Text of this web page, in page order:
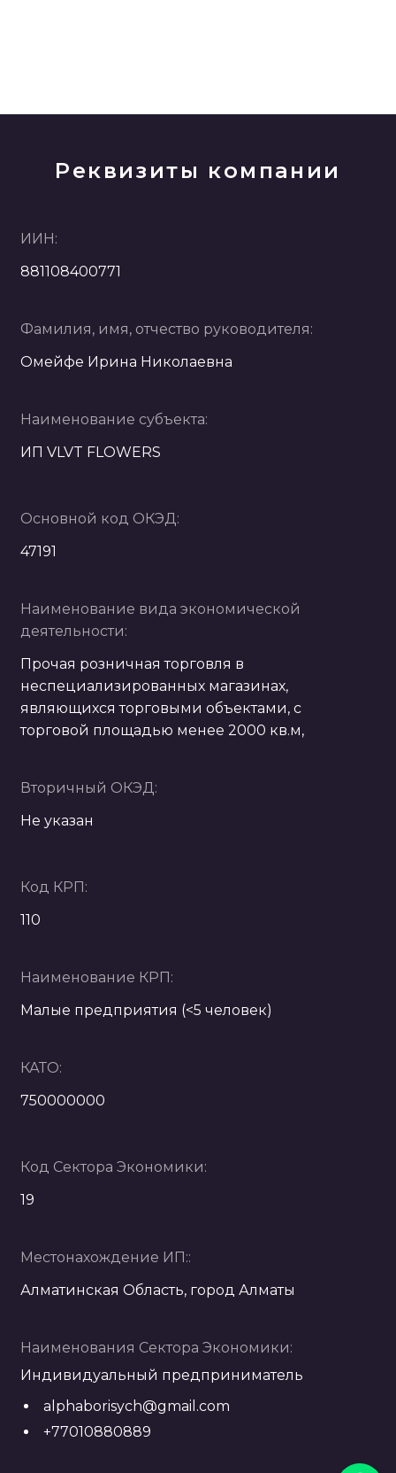
Реквизиты компании
ИИН:
881108400771
Фамилия, имя, отчество руководителя:
Омейфе Ирина Николаевна
Наименование субъекта:
ИП VLVT FLOWERS
Основной код ОКЭД:
47191
Наименование вида экономической
деятельности:
Прочая розничная торговля в
неспециализированных магазинах,
являющихся торговыми объектами, с
торговой площадью менее 2000 кв.м,
Вторичный ОКЭД:
Не указан
Код КРП:
110
Наименование КРП:
Малые предприятия (<5 человек)
КАТО:
750000000
Код Сектора Экономики:
19
Местонахождение ИП::
Алматинская Область, город Алматы
Наименования Сектора Экономики:
Индивидуальный предприниматель
alphaborisych@gmail.com
+77010880889